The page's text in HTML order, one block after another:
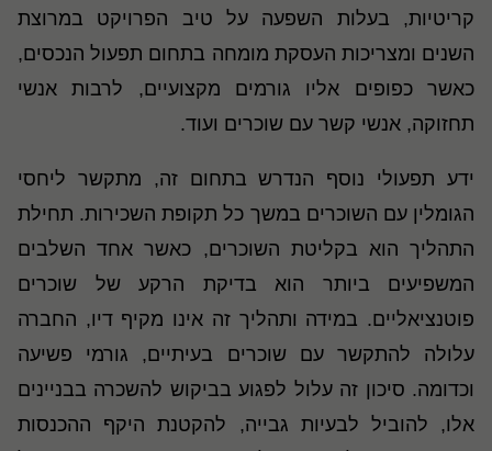
קריטיות, בעלות השפעה על טיב הפרויקט במרוצת
השנים ומצריכות העסקת מומחה בתחום תפעול הנכסים,
כאשר כפופים אליו גורמים מקצועיים, לרבות אנשי
תחזוקה, אנשי קשר עם שוכרים ועוד.
ידע תפעולי נוסף הנדרש בתחום זה, מתקשר ליחסי
הגומלין עם השוכרים במשך כל תקופת השכירות. תחילת
התהליך הוא בקליטת השוכרים, כאשר אחד השלבים
המשפיעים ביותר הוא בדיקת הרקע של שוכרים
פוטנציאליים. במידה ותהליך זה אינו מקיף דיו, החברה
עלולה להתקשר עם שוכרים בעיתיים, גורמי פשיעה
וכדומה. סיכון זה עלול לפגוע בביקוש להשכרה בבניינים
אלו, להוביל לבעיות גבייה, להקטנת היקף ההכנסות